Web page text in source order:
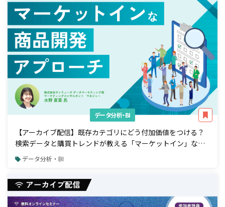
データ分析・BI
【アーカイブ配信】既存カテゴリにどう付加価値をつける？
検索データと購買トレンドが教える「マーケットイン」な商
品開発アプローチ
データ分析・BI